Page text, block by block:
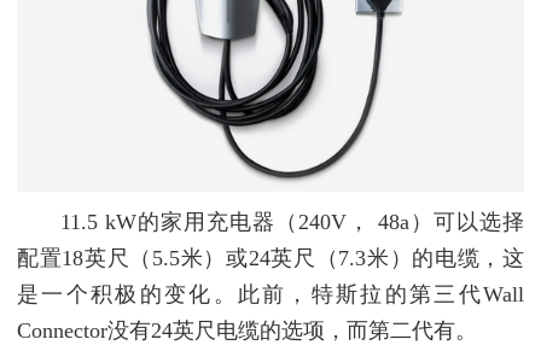
11.5 kW的家用充电器（240V， 48a）可以选择
配置18英尺（5.5米）或24英尺（7.3米）的电缆，这
是一个积极的变化。此前，特斯拉的第三代Wall
Connector没有24英尺电缆的选项，而第二代有。